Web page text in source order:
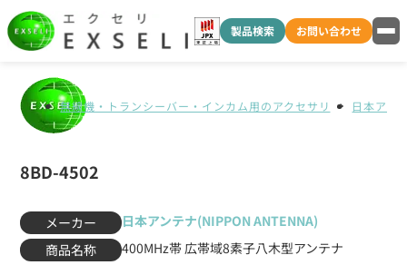
製品検索 お問い合わせ
無線機・トランシーバー・インカム用のアクセサリ 日本アン
8BD-4502
メーカー
日本アンテナ(NIPPON ANTENNA)
商品名称
400MHz帯 広帯域8素子八木型アンテナ